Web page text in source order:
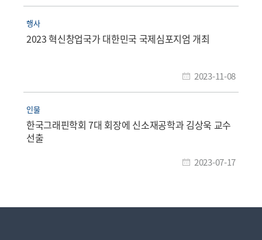
행사
2023 혁신창업국가 대한민국 국제심포지엄 개최
2023-11-08
인물
한국그래핀학회 7대 회장에 신소재공학과 김상욱 교수
선출
2023-07-17